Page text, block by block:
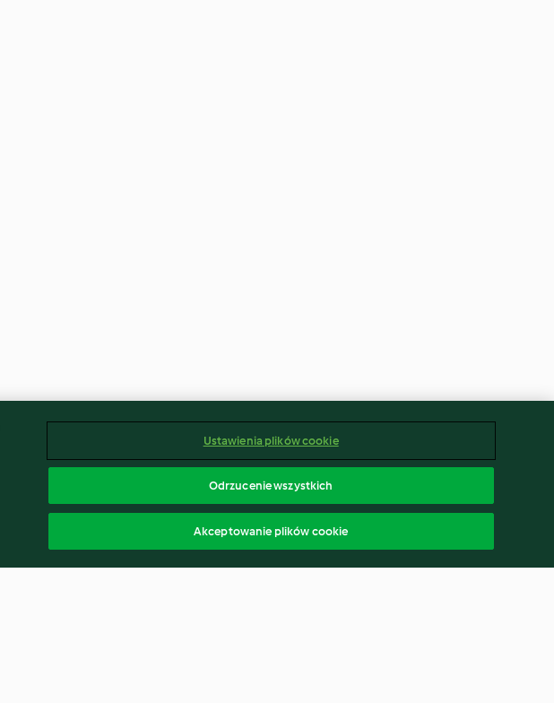
Ustawienia plików cookie
Odrzucenie wszystkich
Akceptowanie plików cookie